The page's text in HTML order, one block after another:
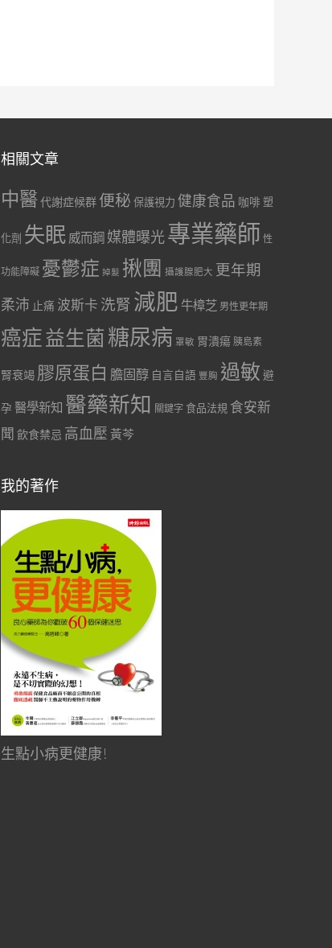
相關文章
中醫代謝症候群 便秘 保護視力 健康食品 咖啡 塑
化劑 失眠 威而鋼 媒體曝光專業藥師 性
功能障礙 憂鬱症 掉髮 揪團 攝護腺肥大 更年期
柔沛 止痛 波斯卡 洗腎 減肥 牛樟芝 男性更年期
癌症益生菌 糖尿病 罩敏 胃潰瘍 胰島素
腎衰竭 膠原蛋白 膽固醇 自言自語 豐胸 過敏 避
孕 醫學新知 醫藥新知 關鍵字 食品法規 食安新
聞 飲食禁忌 高血壓 黃芩
我的著作
生點小病更健康!